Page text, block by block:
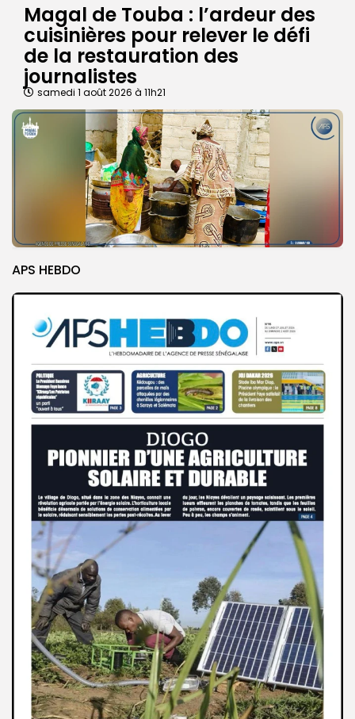
Magal de Touba : l’ardeur des
cuisinières pour relever le défi
de la restauration des
journalistes
samedi 1 août 2026 à 11h21
APS HEBDO